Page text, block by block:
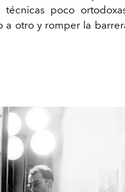
poco
a otro y romper la